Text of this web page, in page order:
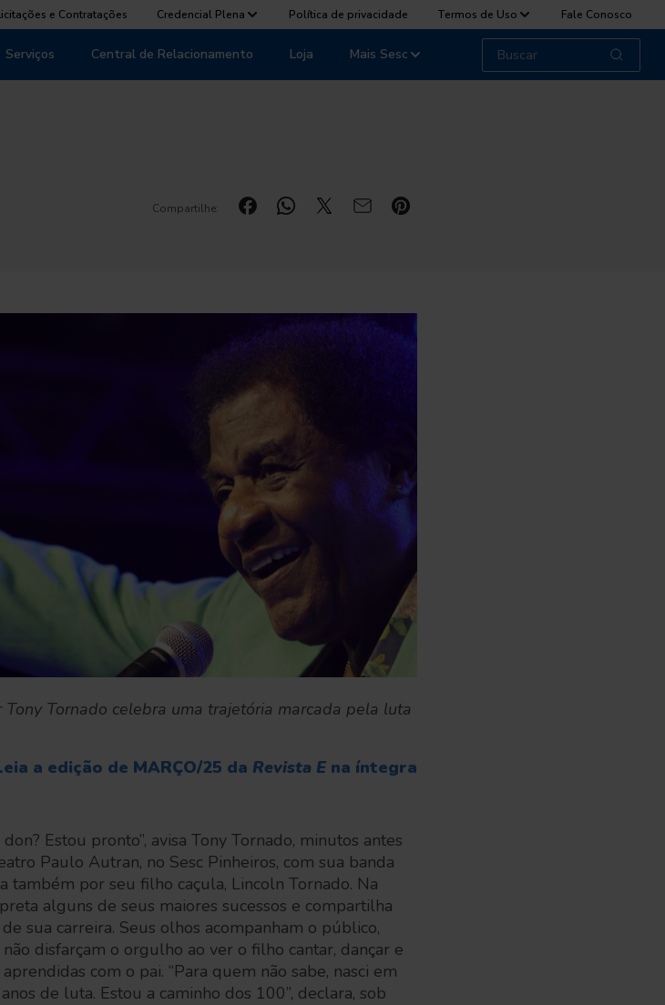
e Contratações Credencial Plena Política de privacidade Termos de Uso Fale Conosco
Serviços Central de Relacionamento Loja Mais Sesc
Compartilhe:
Tornado celebra uma trajetória marcada pela luta
a edição de MARÇO/25 da Revista E na íntegra
Estou pronto”, avisa Tony Tornado, minutos antes
Paulo Autran, no Sesc Pinheiros, com sua banda
também por seu filho caçula, Lincoln Tornado. Na
alguns de seus maiores sucessos e compartilha
sua carreira. Seus olhos acompanham o público,
disfarçam o orgulho ao ver o filho cantar, dançar e
com o pai. “Para quem não sabe, nasci em
de luta. Estou a caminho dos 100”, declara, sob